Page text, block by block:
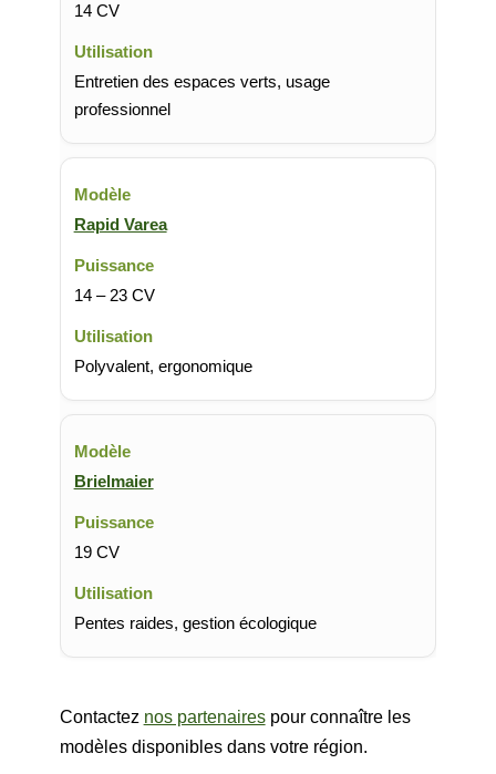
14 CV
Entretien des espaces verts, usage
professionnel
Rapid Varea
14 – 23 CV
Polyvalent, ergonomique
Brielmaier
19 CV
Pentes raides, gestion écologique
Contactez nos partenairespour connaître les
modèles disponibles dans votre région.